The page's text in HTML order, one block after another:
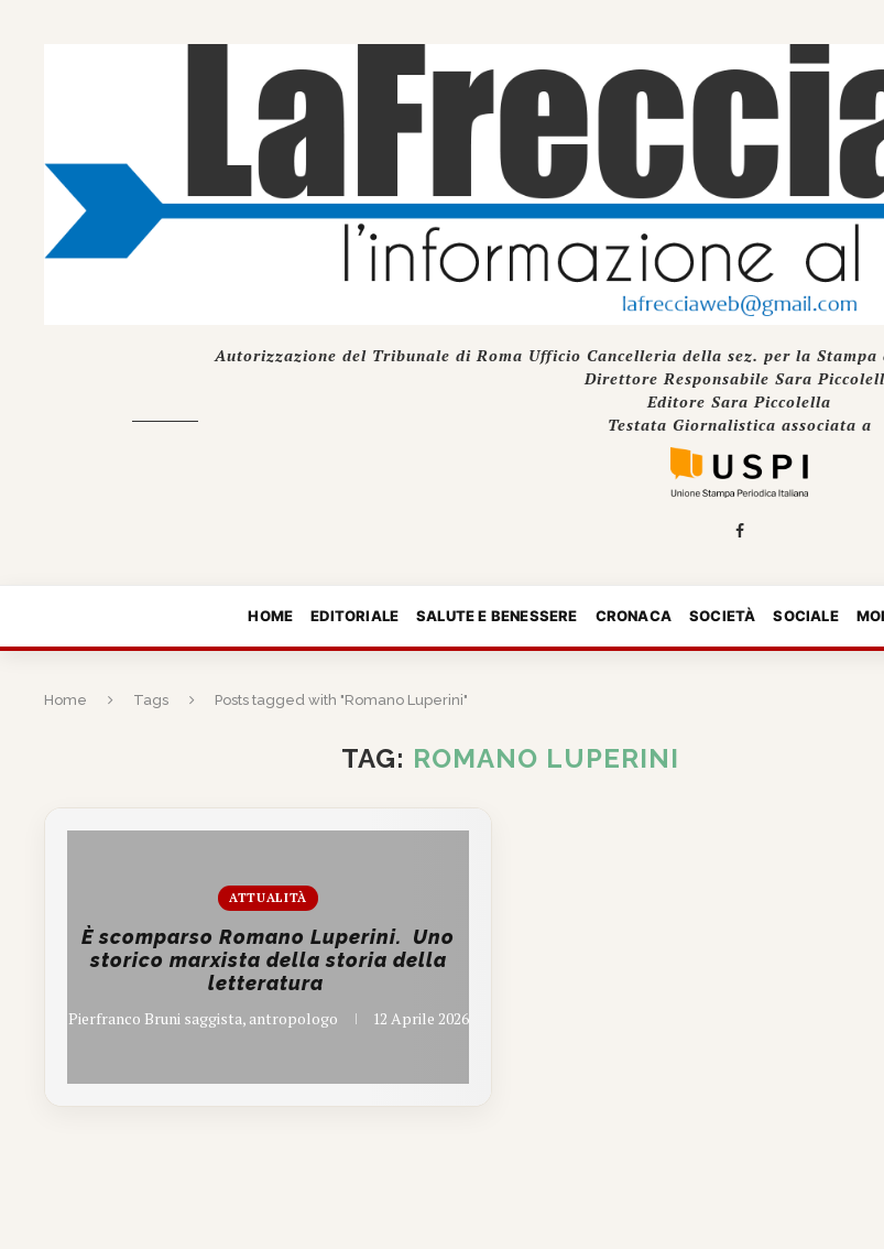
Autorizzazione del Tribunale di Roma Ufficio Cancelleria della sez. per la
Direttore Responsabile Sara
Editore Sara Piccolella
Testata Giornalistica associata a
HOME EDITORIALE SALUTE E BENESSERE CRONACA SOCIETÀ SOCIALE
Home Tags Posts tagged with "Romano Luperini"
TAG: ROMANO LUPERINI
ATTUALITÀ
È scomparso Romano Luperini. Uno
storico marxista della storia della
letteratura
Pierfranco Bruni saggista, antropologo 12 Aprile 2026